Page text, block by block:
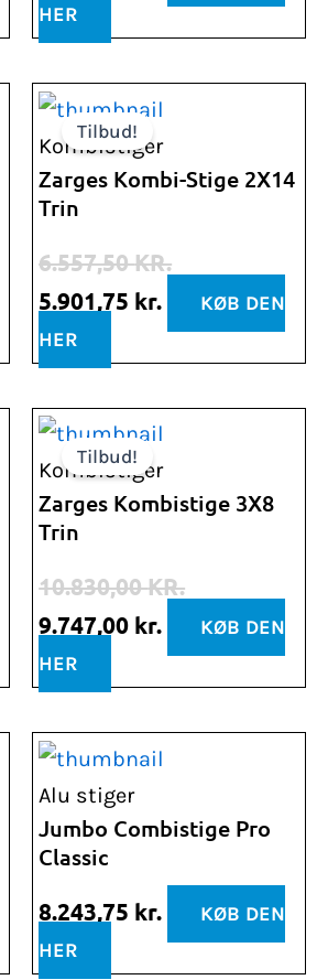
HER
Tilbud!
Kombistiger
Zarges Kombi-Stige 2X14
Trin
6.557,50KR.
Den
oprindelige
pris
var:
5.901,75 kr.
Den
aktuelle
pris
KØB DEN
HER
Tilbud!
Kombistiger
Zarges Kombistige 3X8
Trin
10.830,00KR.
Den
oprindelige
pris
var:
10.830,00 kr..
9.747,00 kr.
Den
aktuelle
pris
9.747,00 kr..
KØB DEN
HER
Alu stiger
Jumbo Combistige Pro
Classic
8.243,75 kr.
KØB DEN
HER